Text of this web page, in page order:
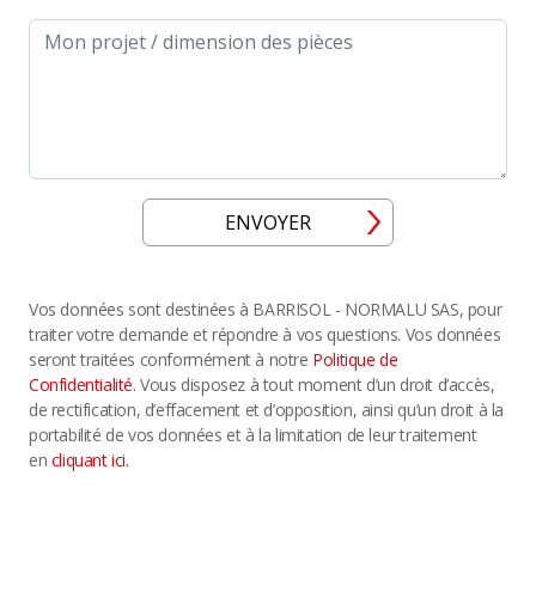
Message
ENVOYER
Vos données sont destinées à BARRISOL - NORMALU SAS, pour
traiter votre demande et répondre à vos questions. Vos données
seront traitées conformément à notre Politique de
Confidentialité. Vous disposez à tout moment d’un droit d’accès,
de rectification, d’effacement et d’opposition, ainsi qu’un droit à la
portabilité de vos données et à la limitation de leur traitement
en cliquant ici.